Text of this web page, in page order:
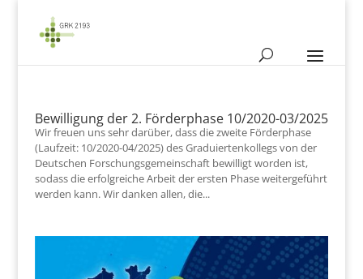
Bewilligung der 2. Förderphase 10/2020-03/2025
Wir freuen uns sehr darüber, dass die zweite Förderphase
(Laufzeit: 10/2020-04/2025) des Graduiertenkollegs von der
Deutschen Forschungsgemeinschaft bewilligt worden ist,
sodass die erfolgreiche Arbeit der ersten Phase weitergeführt
werden kann. Wir danken allen, die...